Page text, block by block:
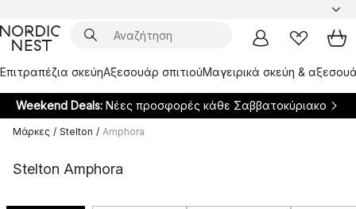
Επιτραπέζια σκεύηΑξεσουάρ σπιτιούΜαγειρικά σκεύη &
Weekend Deals: Νέες προσφορές κάθε Σαββατοκύριακο
Μάρκες / Stelton / Amphora
Stelton Amphora